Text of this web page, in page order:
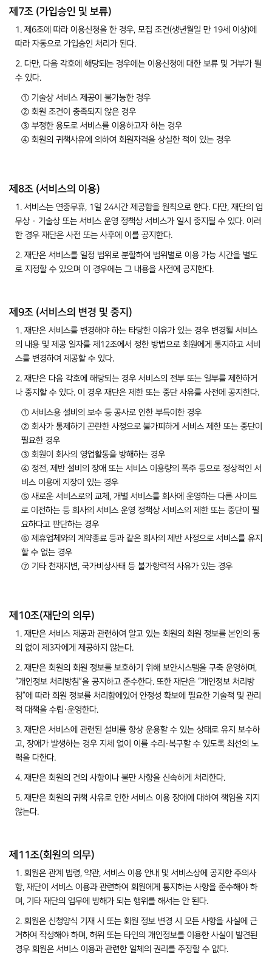
제7조 (가입승인 및 보류)
1. 제6조에 따라 이용신청을 한 경우, 모집 조건(생년월일 만 19세 이상)에
따라 자동으로 가입승인 처리가 된다.
2. 다만, 다음 각호에 해당되는 경우에는 이용신청에 대한 보류 및 거부가 될
수 있다.
① 기술상 서비스 제공이 불가능한 경우
② 회원 조건이 충족되지 않은 경우
③ 부정한 용도로 서비스를 이용하고자 하는 경우
④ 회원의 귀책사유에 의하여 회원자격을 상실한 적이 있는 경우
제8조 (서비스의 이용)
1. 서비스는 연중무휴, 1일 24시간 제공함을 원칙으로 한다. 다만, 재단의 업
무상 · 기술상 또는 서비스 운영 정책상 서비스가 일시 중지될 수 있다. 이러
한 경우 재단은 사전 또는 사후에 이를 공지한다.
2. 재단은 서비스를 일정 범위로 분할하여 범위별로 이용 가능 시간을 별도
로 지정할 수 있으며 이 경우에는 그 내용을 사전에 공지한다.
제9조 (서비스의 변경 및 중지)
1. 재단은 서비스를 변경해야 하는 타당한 이유가 있는 경우 변경될 서비스
의 내용 및 제공 일자를 제12조에서 정한 방법으로 회원에게 통지하고 서비
스를 변경하여 제공할 수 있다.
2. 재단은 다음 각호에 해당되는 경우 서비스의 전부 또는 일부를 제한하거
나 중지할 수 있다. 이 경우 재단은 제한 또는 중단 사유를 사전에 공지한다.
① 서비스용 설비의 보수 등 공사로 인한 부득이한 경우
② 회사가 통제하기 곤란한 사정으로 불가피하게 서비스 제한 또는 중단이
필요한 경우
③ 회원이 회사의 영업활동을 방해하는 경우
④ 정전, 제반 설비의 장애 또는 서비스 이용량의 폭주 등으로 정상적인 서
비스 이용에 지장이 있는 경우
⑤ 새로운 서비스로의 교체, 개별 서비스를 회사에 운영하는 다른 사이트
로 이전하는 등 회사의 서비스 운영 정책상 서비스의 제한 또는 중단이 필
요하다고 판단하는 경우
⑥ 제휴업체와의 계약종료 등과 같은 회사의 제반 사정으로 서비스를 유지
할 수 없는 경우
⑦ 기타 천재지변, 국가비상사태 등 불가항력적 사유가 있는 경우
제10조(재단의 의무)
1. 재단은 서비스 제공과 관련하여 알고 있는 회원의 회원 정보를 본인의 동
의 없이 제3자에게 제공하지 않는다.
2. 재단은 회원의 회원 정보를 보호하기 위해 보안시스템을 구축 운영하며,
“개인정보 처리방침”을 공지하고 준수한다. 또한 재단은 “개인정보 처리방
침”에 따라 회원 정보를 처리함에있어 안정성 확보에 필요한 기술적 및 관리
적 대책을 수립·운영한다.
3. 재단은 서비스에 관련된 설비를 항상 운용할 수 있는 상태로 유지 보수하
고, 장애가 발생하는 경우 지체 없이 이를 수리·복구할 수 있도록 최선의 노
력을 다한다.
4. 재단은 회원의 건의 사항이나 불만 사항을 신속하게 처리한다.
5. 재단은 회원의 귀책 사유로 인한 서비스 이용 장애에 대하여 책임을 지지
않는다.
제11조(회원의 의무)
1. 회원은 관계 법령, 약관, 서비스 이용 안내 및 서비스상에 공지한 주의사
항, 재단이 서비스 이용과 관련하여 회원에게 통지하는 사항을 준수해야 하
며, 기타 재단의 업무에 방해가 되는 행위를 해서는 안 된다.
2. 회원은 신청양식 기재 시 또는 회원 정보 변경 시 모든 사항을 사실에 근
거하여 작성해야 하며, 허위 또는 타인의 개인정보를 이용한 사실이 발견된
경우 회원은 서비스 이용과 관련한 일체의 권리를 주장할 수 없다.